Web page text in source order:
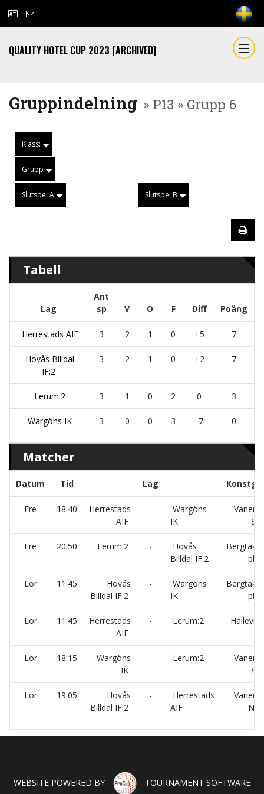
QUALITY HOTEL CUP 2023 [ARCHIVED]
Gruppindelning » P13 » Grupp 6
Klass:
Grupp
Slutspel A Slutspel B
Tabell
Lag
Ant
sp
V O F Diff Poäng
Herrestads AIF 3 2 1 0 +5 7
Hovås Billdal
IF:2
3 2 1 0 +2 7
Lerum:2 3 1 0 2 0 3
Wargöns IK 3 0 0 3 -7 0
Matcher
Datum Tid Lag
Fre 18:40
Herrestads
AIF
-
Wargöns
IK
Syd
Fre 20:50 Lerum:2 -
Hovås
Billdal IF:2
Lör 11:45
Hovås
Billdal IF:2
-
Wargöns
IK
Lör 11:45
Herrestads
AIF
- Lerum:2 Hallevi
Lör 18:15
Wargöns
IK
- Lerum:2
Syd
Lör 19:05
Hovås
Billdal IF:2
-
Herrestads
AIF
WEBSITE POWERED BY TOURNAMENT SOFTWARE